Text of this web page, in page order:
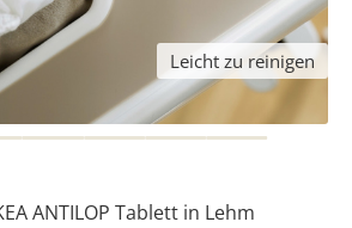
Leicht zu reinigen
ANTILOP Tablett in Lehm